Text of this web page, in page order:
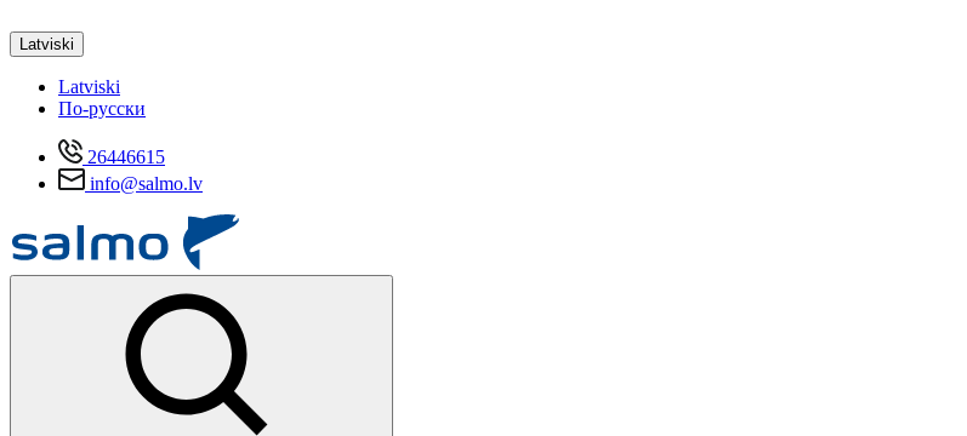
Latviski
Latviski
По-русски
26446615
info@salmo.lv